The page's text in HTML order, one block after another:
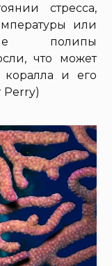
стресса,
или
полипы
что может
и его
Perry)